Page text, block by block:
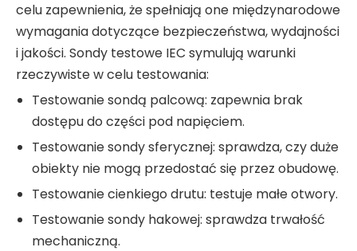
celu zapewnienia, że ​​spełniają one międzynarodowe
wymagania dotyczące bezpieczeństwa, wydajności
i jakości. Sondy testowe IEC symulują warunki
rzeczywiste w celu testowania:
Testowanie sondą palcową: zapewnia brak
dostępu do części pod napięciem.
Testowanie sondy sferycznej: sprawdza, czy duże
obiekty nie mogą przedostać się przez obudowę.
Testowanie cienkiego drutu: testuje małe otwory.
Testowanie sondy hakowej: sprawdza trwałość
mechaniczną.